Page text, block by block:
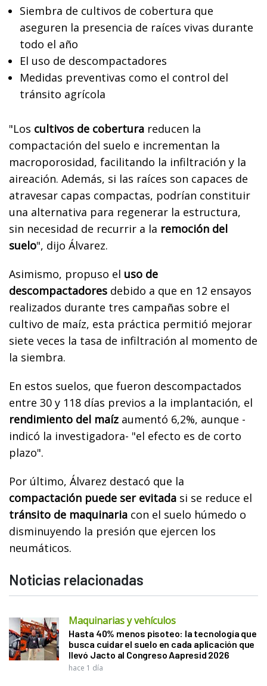
Siembra de cultivos de cobertura que
aseguren la presencia de raíces vivas durante
todo el año
El uso de descompactadores
Medidas preventivas como el control del
tránsito agrícola
"Los cultivos de cobertura reducen la
compactación del suelo e incrementan la
macroporosidad, facilitando la infiltración y la
aireación. Además, si las raíces son capaces de
atravesar capas compactas, podrían constituir
una alternativa para regenerar la estructura,
sin necesidad de recurrir a la remoción del
suelo", dijo Álvarez.
Asimismo, propuso el uso de
descompactadores debido a que en 12 ensayos
realizados durante tres campañas sobre el
cultivo de maíz, esta práctica permitió mejorar
siete veces la tasa de infiltración al momento de
la siembra.
En estos suelos, que fueron descompactados
entre 30 y 118 días previos a la implantación, el
rendimiento del maíz aumentó 6,2%, aunque -
indicó la investigadora- "el efecto es de corto
plazo".
Por último, Álvarez destacó que la
compactación puede ser evitada si se reduce el
tránsito de maquinaria con el suelo húmedo o
disminuyendo la presión que ejercen los
neumáticos.
Noticias relacionadas
Maquinarias y vehículos
Hasta 40% menos pisoteo: la tecnología que
busca cuidar el suelo en cada aplicación que
llevó Jacto al Congreso Aapresid 2026
hace 1 día